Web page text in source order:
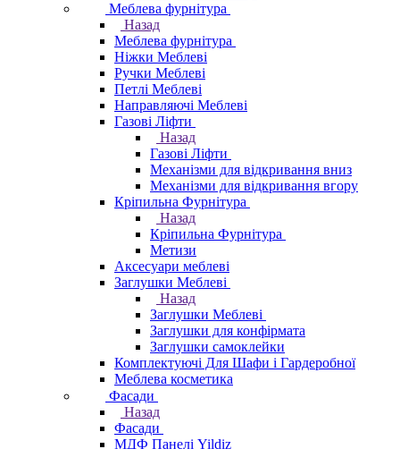
Меблева фурнітура
Назад
Меблева фурнітура
Ніжки Меблеві
Ручки Меблеві
Петлі Меблеві
Направляючі Меблеві
Газові Ліфти
Назад
Газові Ліфти
Механізми для відкривання вниз
Механізми для відкривання вгору
Кріпильна Фурнітура
Назад
Кріпильна Фурнітура
Метизи
Аксесуари меблеві
Заглушки Меблеві
Назад
Заглушки Меблеві
Заглушки для конфірмата
Заглушки самоклейки
Комплектуючі Для Шафи і Гардеробної
Меблева косметика
Фасади
Назад
Фасади
МДФ Панелі Yildiz